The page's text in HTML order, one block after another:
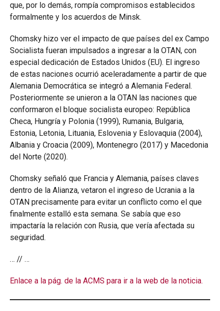
que, por lo demás, rompía compromisos establecidos
formalmente y los acuerdos de Minsk.
Chomsky hizo ver el impacto de que países del ex Campo
Socialista fueran impulsados a ingresar a la OTAN, con
especial dedicación de Estados Unidos (EU). El ingreso
de estas naciones ocurrió aceleradamente a partir de que
Alemania Democrática se integró a Alemania Federal.
Posteriormente se unieron a la OTAN las naciones que
conformaron el bloque socialista europeo: República
Checa, Hungría y Polonia (1999), Rumania, Bulgaria,
Estonia, Letonia, Lituania, Eslovenia y Eslovaquia (2004),
Albania y Croacia (2009), Montenegro (2017) y Macedonia
del Norte (2020).
Chomsky señaló que Francia y Alemania, países claves
dentro de la Alianza, vetaron el ingreso de Ucrania a la
OTAN precisamente para evitar un conflicto como el que
finalmente estalló esta semana. Se sabía que eso
impactaría la relación con Rusia, que vería afectada su
seguridad.
… // …
Enlace a la pág. de la ACMS para ir a la web de la noticia.